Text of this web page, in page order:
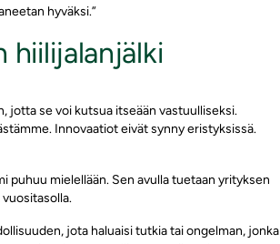
hyväksi.”
hiilijalanjälki
jotta se voi kutsua itseään vastuulliseksi.
Innovaatiot eivät synny eristyksissä.
puhuu mielellään. Sen avulla tuetaan yrityksen
jota haluaisi tutkia tai ongelman, jonka